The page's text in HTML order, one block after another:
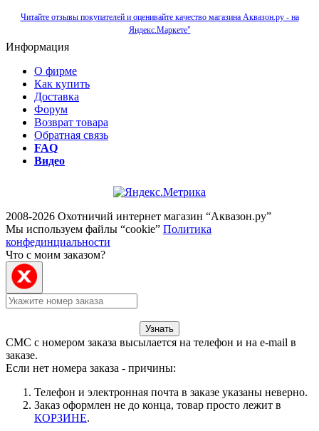
Читайте отзывы покупателей и оценивайте качество магазина Аквазон.ру - на
Яндекс.Маркете"
Информация
О фирме
Как купить
Доставка
Форум
Возврат товара
Обратная связь
FAQ
Видео
2008-2026 Охотничий интернет магазин “Аквазон.ру”
Мы используем файлы “cookie” Политика
конфединциальности
Что с моим заказом?
Узнать
СМС с номером заказа высылается на телефон и на e-mail в
заказе.
Если нет номера заказа - причины:
Телефон и электронная почта в заказе указаны неверно.
Заказ оформлен не до конца, товар просто лежит в
КОРЗИНЕ.